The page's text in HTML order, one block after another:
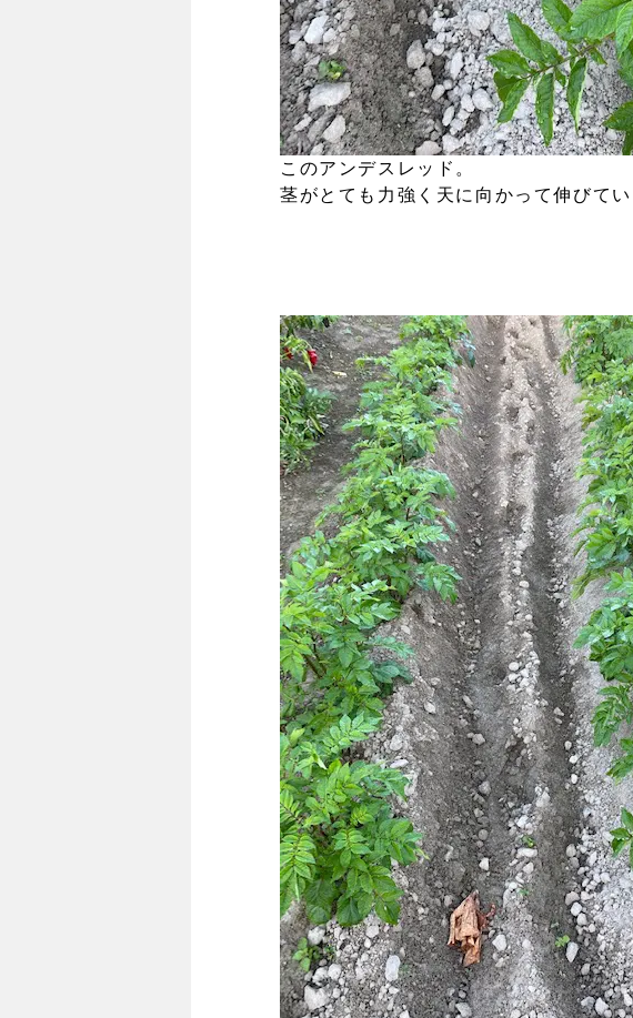
このアンデスレッド。
茎がとても力強く天に向かって伸びてい